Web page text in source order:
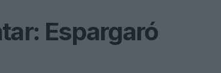
Espargaró